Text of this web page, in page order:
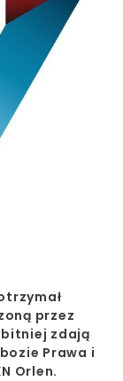
przez
zdają
Prawa i
Orlen.